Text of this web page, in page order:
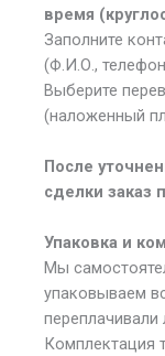
время
Заполните
(Ф.И.О.,
Выберите
(наложенный
После
сделки заказ
Упаковка и
Мы
упаковываем
переплачивали
Комплектация